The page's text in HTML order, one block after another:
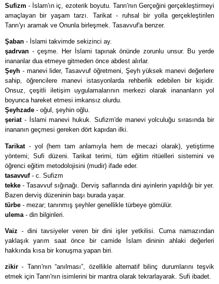
Sufizm- İslam'ın iç, ezoterik boyutu. Tanrı'nın Gerçeğini gerçekleştirmeyi
amaçlayan bir yaşam tarzı. Tarikat - ruhsal bir yolla gerçekleştirilen
Tanrı'yı aramak ve Onunla birleşmek. Tasavvuf'a benzer.
Şaban - İslami takvimde sekizinci ay.
şadrvan - çeşme. Her İslami tapınak önünde zorunlu unsur. Bu yerde
inananlar dua etmeye gitmeden önce abdest alırlar.
Şeyh - manevi lider, Tasavvuf öğretmeni, Şeyh yüksek manevi değerlere
sahip, öğrencilere manevi istasyonlarda rehberlik edebilen bir kişidir.
Onsuz, çeşitli iletişim uygulamalarının merkezi olarak inananların yol
boyunca hareket etmesi imkansız olurdu.
Şeyhzade - oğul, şeyhin oğlu.
şeriat - İslami manevi hukuk. Sufizm'de manevi yolculuğu sırasında bir
inananın geçmesi gereken dört kapıdan ilki.
Tarikat - yol (hem tam anlamıyla hem de mecazi olarak), yetiştirme
yöntemi; Sufi düzeni. Tarikat terimi, tüm eğitim ritüelleri sistemini ve
öğrenci eğitim metodolojisini (mudir) ifade eder.
tasavvuf - c. Sufizm
tekke- Tasavvuf sığınağı. Derviş saflarında dini ayinlerin yapıldığı bir yer.
Bazen derviş düzeninin başı burada yaşar.
türbe - mezar; tanınmış şeyhler genellikle türbeye gömülür.
ulema - din bilginleri.
Vaiz - dini tavsiyeler veren bir dini işler yetkilisi. Cuma namazından
yaklaşık yarım saat önce bir camide İslam dininin ahlaki değerleri
hakkında kısa bir konuşma yapan biri.
zikir- Tanrı'nın “anılması”, özellikle alternatif bilinç durumlarını teşvik
etmek için Tanrı'nın isimlerini bir mantra olarak tekrarlayarak. Sufi ibadet.